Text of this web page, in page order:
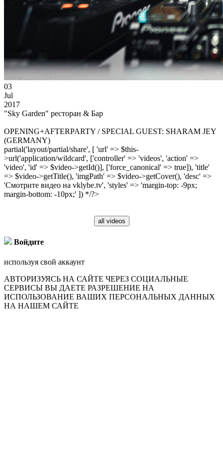
03
Jul
2017
"Sky Garden" ресторан & Бар
OPENING+AFTERPARTY / SPECIAL GUEST: SHARAM JEY
(GERMANY)
partial('layout/partial/share', [ 'url' => $this-
>url('application/wildcard', ['controller' => 'videos', 'action' =>
'video', 'id' => $video->getId()], ['force_canonical' => true]), 'title'
=> $video->getTitle(), 'imgPath' => $video->getCover(), 'desc' =>
'Смотрите видео на vklybe.tv', 'styles' => 'margin-top: -9px;
margin-bottom: -10px;' ]) */?>
all videos
Войдите
используя свой аккаунт
АВТОРИЗУЯСЬ НА САЙТЕ ЧЕРЕЗ СОЦИАЛЬНЫЕ
СЕРВИСЫ ВЫ ДАЕТЕ РАЗРЕШЕНИЕ НА
ИСПОЛЬЗОВАНИЕ ВАШИХ ПЕРСОНАЛЬНЫХ ДАННЫХ
НА НАШЕМ САЙТЕ